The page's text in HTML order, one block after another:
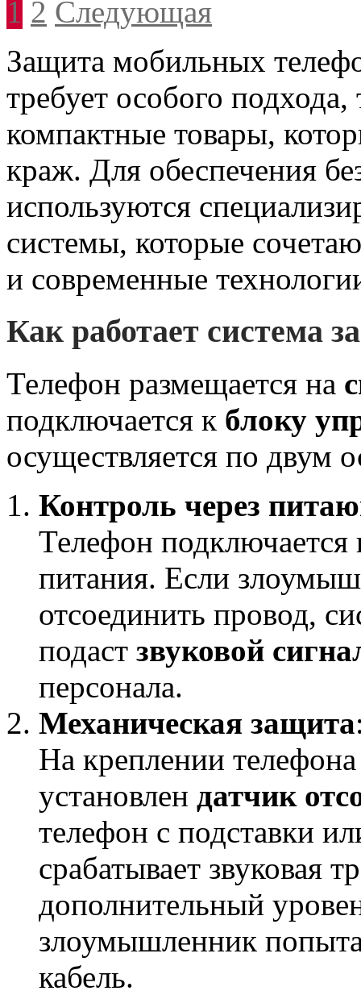
записей
1 2 Следующая
Защита мобильных
требует особого
компактные товары,
краж. Для обеспечения
используются
системы, которые
и современные
Как работает система
Телефон размещается на
подключается к блоку
осуществляется по двум
Контроль через
Телефон подключается
питания. Если
отсоединить провод,
подаст звуковой
персонала.
Механическая защита
На креплении телефона
установлен датчик
телефон с подставки
срабатывает звуковая
дополнительный
злоумышленник
кабель.